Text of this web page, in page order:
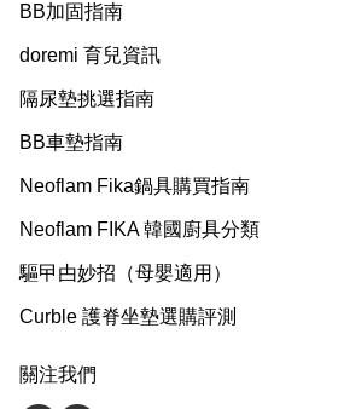
BB加固指南
doremi 育兒資訊
隔尿墊挑選指南
BB車墊指南
Neoflam Fika鍋具購買指南
Neoflam FIKA 韓國廚具分類
驅曱甴妙招（母嬰適用）
Curble 護脊坐墊選購評測
關注我們